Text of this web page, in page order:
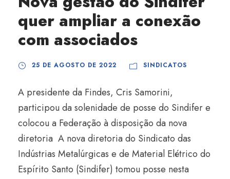
quer ampliar a conexão
com associados
25 DE AGOSTO DE 2022 SINDICATOS
A presidente da Findes, Cris Samorini,
participou da solenidade de posse do Sindifer e
colocou a Federação à disposição da nova
diretoria A nova diretoria do Sindicato das
Indústrias Metalúrgicas e de Material Elétrico do
Espírito Santo (Sindifer) tomou posse nesta